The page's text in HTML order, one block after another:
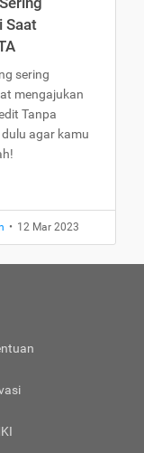
Saat
sering
mengajukan
Tanpa
agar kamu
• 12 Mar 2023